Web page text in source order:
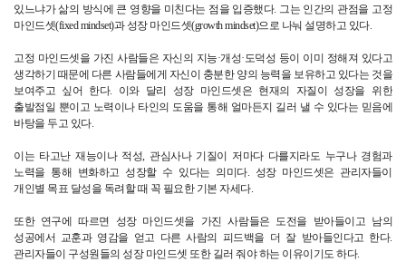
있느냐가 삶의 방식에 큰 영향을 미친다는 점을 입증했다. 그는 인간의 관점을 고정
마인드셋(fixed mindset)과 성장 마인드셋(growth mindset)으로 나눠 설명하고 있다.
고정 마인드셋을 가진 사람들은 자신의 지능·개성·도덕성 등이 이미 정해져 있다고
생각하기 때문에 다른 사람들에게 자신이 충분한 양의 능력을 보유하고 있다는 것을
보여주고 싶어 한다. 이와 달리 성장 마인드셋은 현재의 자질이 성장을 위한
출발점일 뿐이고 노력이나 타인의 도움을 통해 얼마든지 길러 낼 수 있다는 믿음에
바탕을 두고 있다.
이는 타고난 재능이나 적성, 관심사나 기질이 저마다 다를지라도 누구나 경험과
노력을 통해 변화하고 성장할 수 있다는 의미다. 성장 마인드셋은 관리자들이
개인별 목표 달성을 독려할 때 꼭 필요한 기본 자세다.
또한 연구에 따르면 성장 마인드셋을 가진 사람들은 도전을 받아들이고 남의
성공에서 교훈과 영감을 얻고 다른 사람의 피드백을 더 잘 받아들인다고 한다.
관리자들이 구성원들의 성장 마인드셋 또한 길러 줘야 하는 이유이기도 하다.